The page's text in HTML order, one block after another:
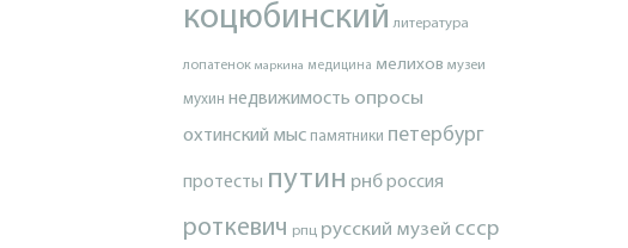
коцюбинский литература
лопатенок маркина медицина мелихов музеи
мухин недвижимость опросы
охтинский мыс памятники петербург
протесты путин рнброссия
роткевич рпц русский музей ссср